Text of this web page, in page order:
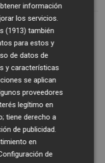
información
los servicios.
(1913) también
para estos y
de datos de
y características
se aplican
proveedores
legítimo en
tiene derecho a
de publicidad
en
de